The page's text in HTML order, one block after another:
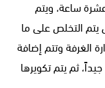
عشرة ساعة، ويتم
التخلص على ما
الغرفة وتتم إضافة
ثم يتم تكويرها